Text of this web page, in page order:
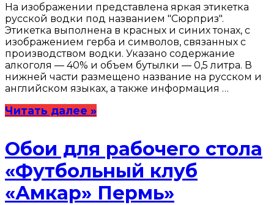
На изображении представлена яркая этикетка
русской водки под названием "Сюрприз".
Этикетка выполнена в красных и синих тонах, с
изображением герба и символов, связанных с
производством водки. Указано содержание
алкоголя — 40% и объем бутылки — 0,5 литра. В
нижней части размещено название на русском и
английском языках, а также информация …
Читать далее »
Обои для рабочего стола
«Футбольный клуб
«Амкар» Пермь»